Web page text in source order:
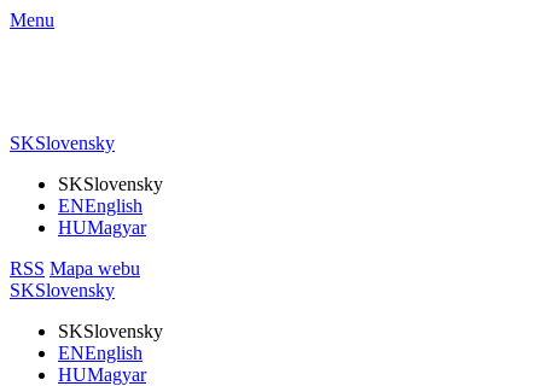
Menu
SKSlovensky
SKSlovensky
ENEnglish
HUMagyar
RSS Mapa webu
SKSlovensky
SKSlovensky
ENEnglish
HUMagyar